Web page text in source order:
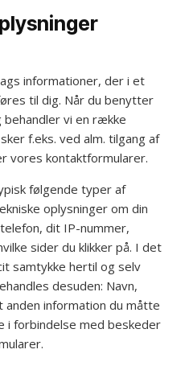
informationer, der i et
til dig. Når du benytter
vi en række
f.eks. ved alm. tilgang af
vores kontaktformularer.
følgende typer af
oplysninger om din
dit IP-nummer,
sider du klikker på. I det
samtykke hertil og selv
desuden: Navn,
information du måtte
i forbindelse med beskeder